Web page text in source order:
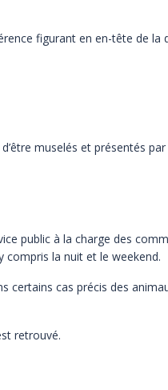
figurant en en-tête de la
muselés et présentés
public à la charge des
compris la nuit et le weekend.
certains cas précis des
retrouvé.